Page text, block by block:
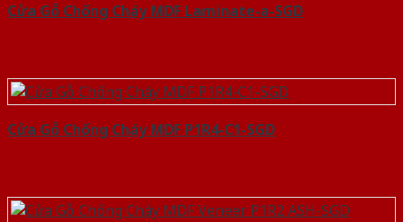
Cửa Gỗ Chống Cháy MDF Laminate-a-SGD
Cửa Gỗ Chống Cháy MDF P1R4-C1-SGD